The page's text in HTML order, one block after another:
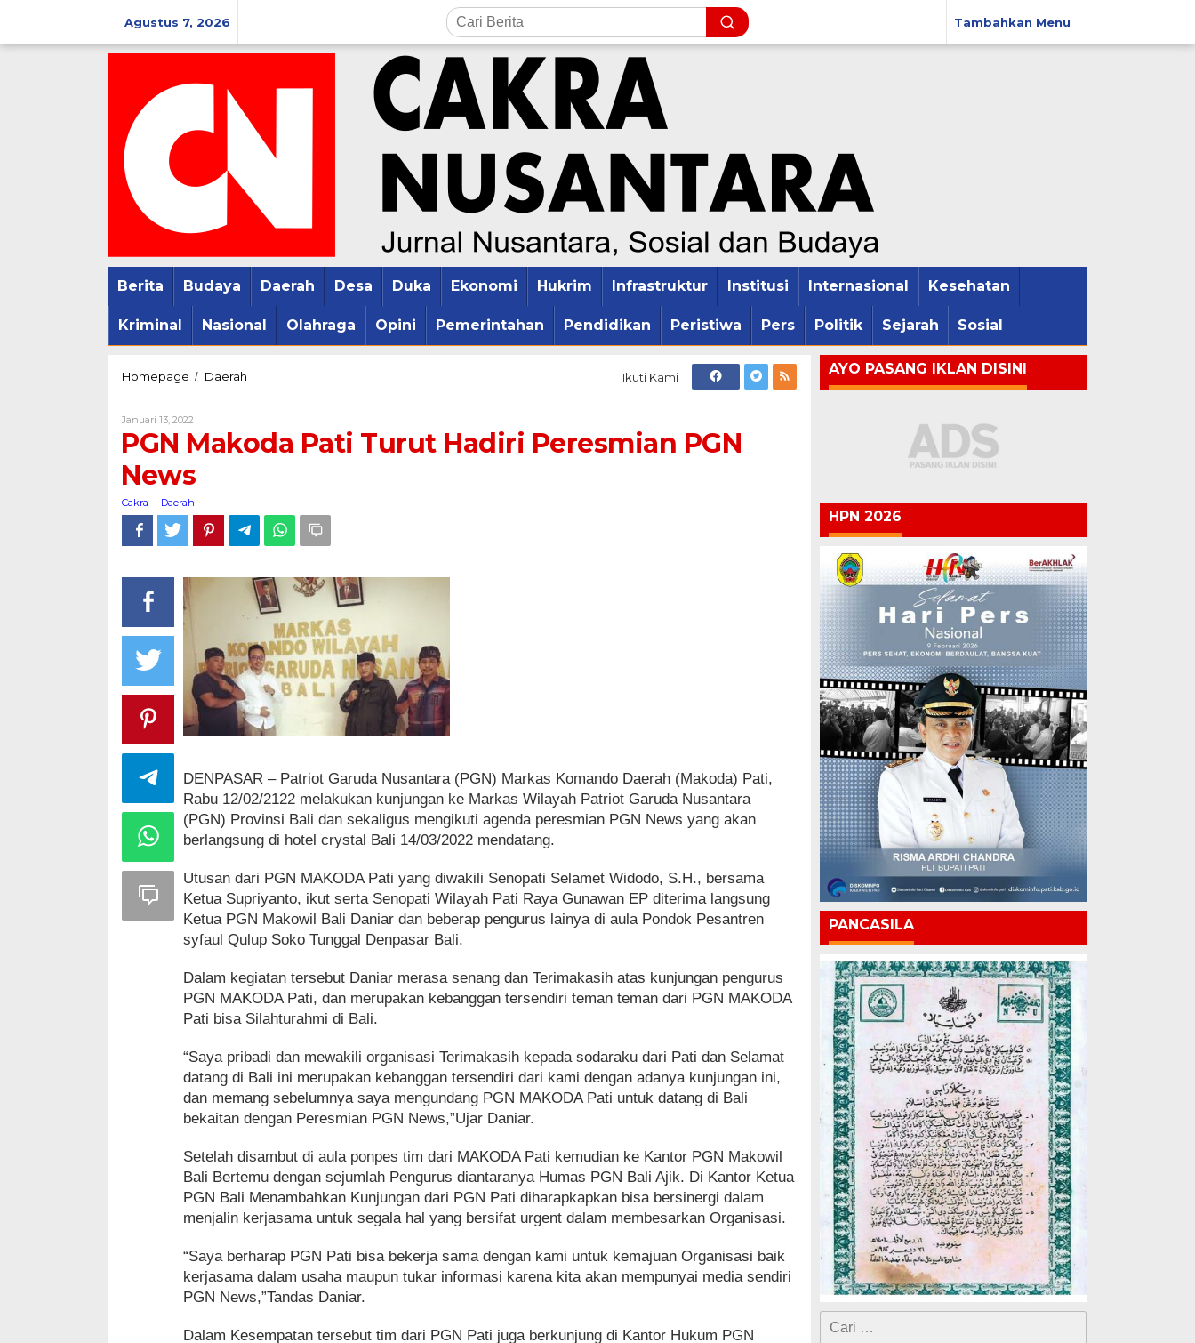
konten
Agustus 7, 2026 Tambahkan Menu
Berita Budaya Daerah Desa Duka Ekonomi Hukrim Infrastruktur Institusi Internasional Kesehatan
Kriminal Nasional Olahraga Opini Pemerintahan Pendidikan Peristiwa Pers Politik Sejarah Sosial
Homepage / Daerah
Hadiri
Ikuti Kami
Januari 13, 2022
Cakra
PGN Makoda Pati Turut Hadiri Peresmian PGN
News
Cakra - Daerah
DENPASAR – Patriot Garuda Nusantara (PGN) Markas Komando Daerah (Makoda) Pati,
Rabu 12/02/2122 melakukan kunjungan ke Markas Wilayah Patriot Garuda Nusantara
(PGN) Provinsi Bali dan sekaligus mengikuti agenda peresmian PGN News yang akan
berlangsung di hotel crystal Bali 14/03/2022 mendatang.
Utusan dari PGN MAKODA Pati yang diwakili Senopati Selamet Widodo, S.H., bersama
Ketua Supriyanto, ikut serta Senopati Wilayah Pati Raya Gunawan EP diterima langsung
Ketua PGN Makowil Bali Daniar dan beberap pengurus lainya di aula Pondok Pesantren
syfaul Qulup Soko Tunggal Denpasar Bali.
Dalam kegiatan tersebut Daniar merasa senang dan Terimakasih atas kunjungan pengurus
PGN MAKODA Pati, dan merupakan kebanggan tersendiri teman teman dari PGN MAKODA
Pati bisa Silahturahmi di Bali.
“Saya pribadi dan mewakili organisasi Terimakasih kepada sodaraku dari Pati dan Selamat
datang di Bali ini merupakan kebanggan tersendiri dari kami dengan adanya kunjungan ini,
dan memang sebelumnya saya mengundang PGN MAKODA Pati untuk datang di Bali
bekaitan dengan Peresmian PGN News,”Ujar Daniar.
Setelah disambut di aula ponpes tim dari MAKODA Pati kemudian ke Kantor PGN Makowil
Bali Bertemu dengan sejumlah Pengurus diantaranya Humas PGN Bali Ajik. Di Kantor Ketua
PGN Bali Menambahkan Kunjungan dari PGN Pati diharapkapkan bisa bersinergi dalam
menjalin kerjasama untuk segala hal yang bersifat urgent dalam membesarkan Organisasi.
“Saya berharap PGN Pati bisa bekerja sama dengan kami untuk kemajuan Organisasi baik
kerjasama dalam usaha maupun tukar informasi karena kita akan mempunyai media sendiri
PGN News,”Tandas Daniar.
Dalam Kesempatan tersebut tim dari PGN Pati juga berkunjung di Kantor Hukum PGN
AYO PASANG IKLAN DISINI
HPN 2026
PANCASILA
Cari
untuk: